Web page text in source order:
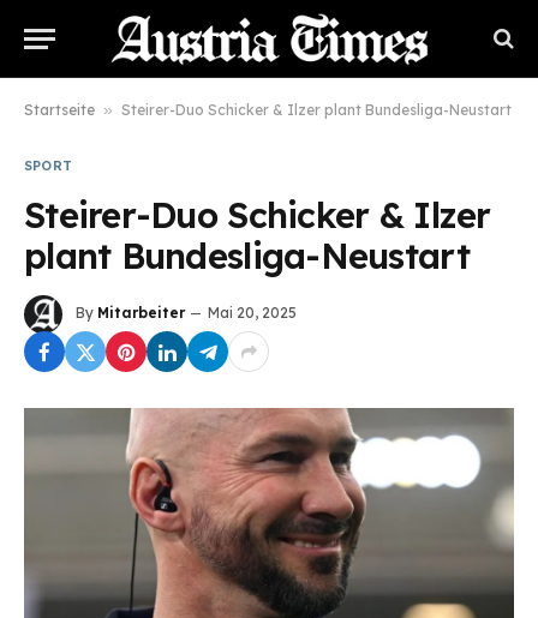
Startseite » Steirer-Duo Schicker & Ilzer plant Bundesliga-Neustart
SPORT
Steirer-Duo Schicker & Ilzer
plant Bundesliga-Neustart
By Mitarbeiter Mai 20, 2025